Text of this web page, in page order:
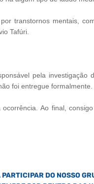
transtornos mentais,
Tafúri.
pela investigação
foi entregue formalmente.
Ao final,
DO NOSSO